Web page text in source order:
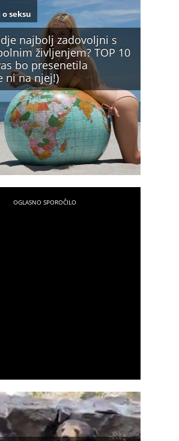
najbolj zadovoljni s
življenjem? TOP 10
bo presenetila
ni na njej!)
seksu